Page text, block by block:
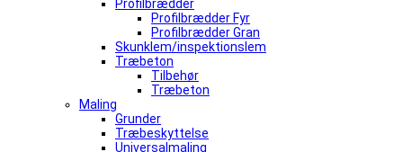
Profilbrædder
Profilbrædder Fyr
Profilbrædder Gran
Skunklem/inspektionslem
Træbeton
Tilbehør
Træbeton
Maling
Grunder
Træbeskyttelse
Universalmaling